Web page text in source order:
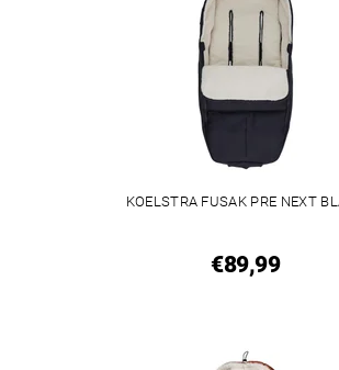
KOELSTRA FUSAK PRE NEXT
€89,99